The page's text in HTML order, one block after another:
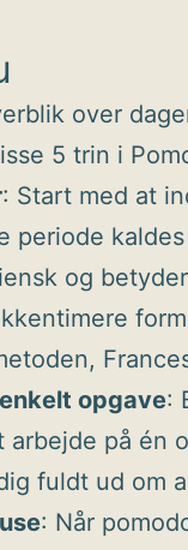
over
5 trin i
: Start med at
periode
og
opgave:
arbejde på én
fuldt ud om
: Når